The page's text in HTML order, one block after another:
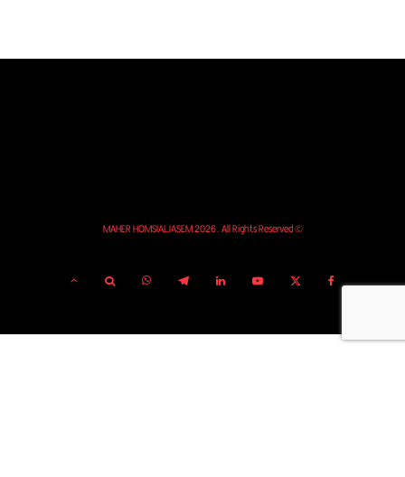
© MAHER HOMSIALJASEM 2026. All Rights Reserved